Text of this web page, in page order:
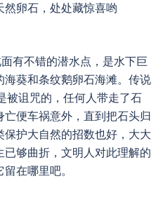
卵石，处处藏惊喜哟
有不错的潜水点，是水下巨
葵和条纹鹅卵石海滩。传说
被诅咒的，任何人带走了石
便车祸意外，直到把石头归
护大自然的招数也好，大大
够曲折，文明人对此理解的
在哪里吧。